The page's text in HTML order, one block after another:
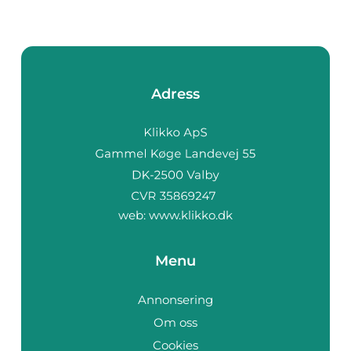
Adress
web: www.klikko.dk
Menu
Annonsering
Om oss
Cookies